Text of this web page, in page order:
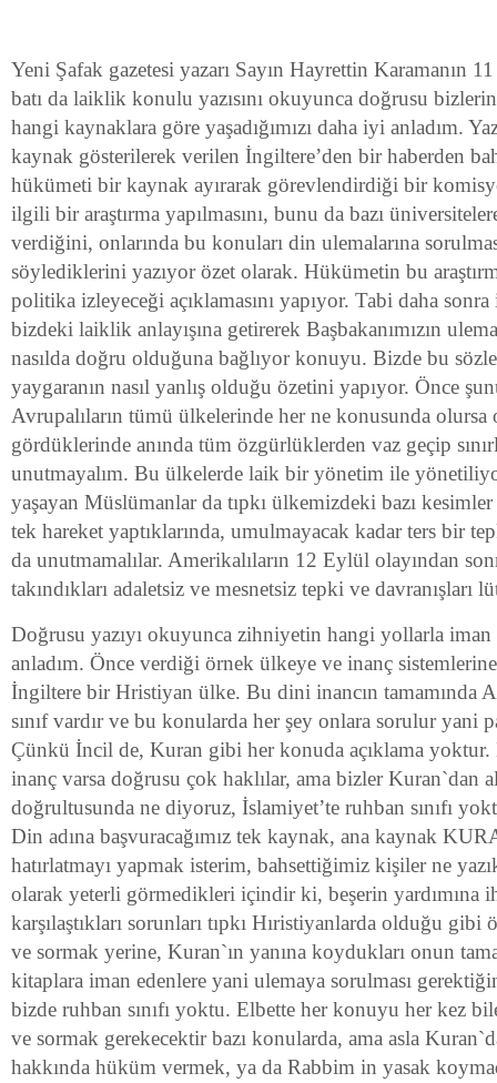
Yeni Şafak gazetesi yazarı Sayın Hayrettin Karamanın
batı da laiklik konulu yazısını okuyunca doğrusu
hangi kaynaklara göre yaşadığımızı daha iyi anladım.
kaynak gösterilerek verilen İngiltere’den bir haberden
hükümeti bir kaynak ayırarak görevlendirdiği bir
ilgili bir araştırma yapılmasını, bunu da bazı
verdiğini, onlarında bu konuları din ulemalarına
söylediklerini yazıyor özet olarak. Hükümetin bu
politika izleyeceği açıklamasını yapıyor. Tabi daha
bizdeki laiklik anlayışına getirerek Başbakanımızın
nasılda doğru olduğuna bağlıyor konuyu. Bizde bu
yaygaranın nasıl yanlış olduğu özetini yapıyor. Önce
Avrupalıların tümü ülkelerinde her ne konusunda
gördüklerinde anında tüm özgürlüklerden vaz geçip
unutmayalım. Bu ülkelerde laik bir yönetim ile
yaşayan Müslümanlar da tıpkı ülkemizdeki bazı
tek hareket yaptıklarında, umulmayacak kadar ters bir
da unutmamalılar. Amerikalıların 12 Eylül olayından
takındıkları adaletsiz ve mesnetsiz tepki ve davranışları
Doğrusu yazıyı okuyunca zihniyetin hangi yollarla
anladım. Önce verdiği örnek ülkeye ve inanç
İngiltere bir Hristiyan ülke. Bu dini inancın tamamında
sınıf vardır ve bu konularda her şey onlara sorulur yani
Çünkü İncil de, Kuran gibi her konuda açıklama yoktur.
inanç varsa doğrusu çok haklılar, ama bizler Kuran`dan
doğrultusunda ne diyoruz, İslamiyet’te ruhban sınıfı
Din adına başvuracağımız tek kaynak, ana kaynak
hatırlatmayı yapmak isterim, bahsettiğimiz kişiler ne
olarak yeterli görmedikleri içindir ki, beşerin yardımına
karşılaştıkları sorunları tıpkı Hıristiyanlarda olduğu gibi
ve sormak yerine, Kuran`ın yanına koydukları onun
kitaplara iman edenlere yani ulemaya sorulması
bizde ruhban sınıfı yoktu. Elbette her konuyu her kez
ve sormak gerekecektir bazı konularda, ama asla
hakkında hüküm vermek, ya da Rabbim in yasak